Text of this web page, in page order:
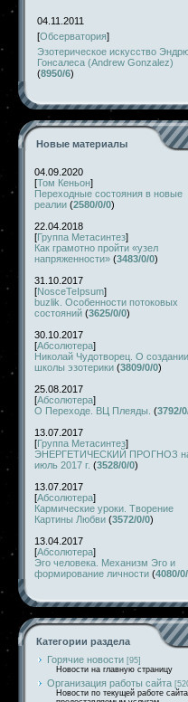
04.11.2011
[Обсерватория]
Эзотерическое искусство
Гонсалеса (Andrew Gonzalez)
(8950/6)
Новые материалы
04.09.2020
[Том Кеньон]
Переходные состояния в новые
реалии (2580/0/0)
22.04.2018
[Группа Метасинтез]
Как грамотно пройти «узел
напряженности» (3483/0/0)
31.10.2017
[NosceTeIpsum]
buzlik. Особенности потоковых
состояний (3625/0/0)
30.10.2017
[Абсолютера]
Николай Чудотворец. О создании
школы эзотерики (3809/0/0)
25.08.2017
[Абсолютера]
О Переходе. ВЦ Плеяды. (3792/
13.07.2017
[Группа Метасинтез]
ЭНЕРГЕТИЧЕСКИЙ ПРОГНОЗ
июль 2017 г. (3528/0/0)
13.07.2017
[Абсолютера]
Кармические уроки. Творение
Картины Любви (3572/0/0)
13.04.2017
[Абсолютера]
Эго человека. Механизм Эго и
формирование личности (4080/
Категории раздела
Горячие новости [95]
Новости на главную страницу
Организация работы сайта
Новости по текущей работе